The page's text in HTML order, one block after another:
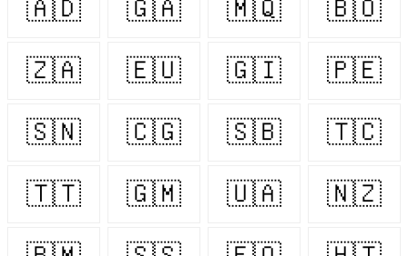
🇦🇩 🇬🇦 🇲🇶 🇧🇴
🇿🇦 🇪🇺 🇬🇮 🇵🇪
🇸🇳 🇨🇬 🇸🇧 🇹🇨
🇹🇹 🇬🇲 🇺🇦 🇳🇿